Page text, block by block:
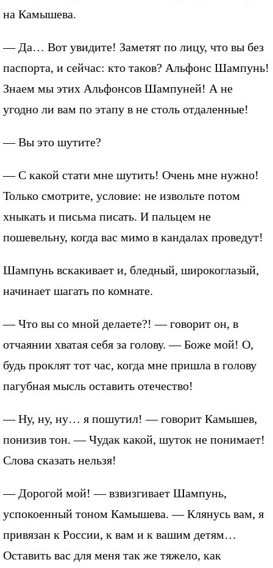
на Камышева.
— Да… Вот увидите! Заметят по лицу, что вы без
паспорта, и сейчас: кто таков? Альфонс Шампунь!
Знаем мы этих Альфонсов Шампуней! А не
угодно ли вам по этапу в не столь отдаленные!
— Вы это шутите?
— С какой стати мне шутить! Очень мне нужно!
Только смотрите, условие: не извольте потом
хныкать и письма писать. И пальцем не
пошевельну, когда вас мимо в кандалах проведут!
Шампунь вскакивает и, бледный, широкоглазый,
начинает шагать по комнате.
— Что вы со мной делаете?! — говорит он, в
отчаянии хватая себя за голову. — Боже мой! О,
будь проклят тот час, когда мне пришла в голову
пагубная мысль оставить отечество!
— Ну, ну, ну… я пошутил! — говорит Камышев,
понизив тон. — Чудак какой, шуток не понимает!
Слова сказать нельзя!
— Дорогой мой! — взвизгивает Шампунь,
успокоенный тоном Камышева. — Клянусь вам, я
привязан к России, к вам и к вашим детям…
Оставить вас для меня так же тяжело, как